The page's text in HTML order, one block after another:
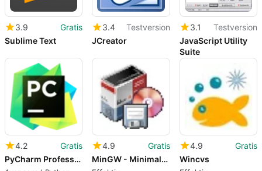
3.9
Gratis
Sublime Text
3.4
Testversion
JCreator
3.1
Testversion
JavaScript Utility
Suite
4.2
Gratis
PyCharm Professional
4.9
Gratis
MinGW - Minimalist GNU
4.9
Gratis
Wincvs